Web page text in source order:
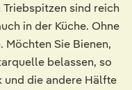
sind reich
in der Küche. Ohne
Sie Bienen,
belassen, so
und die andere Hälfte